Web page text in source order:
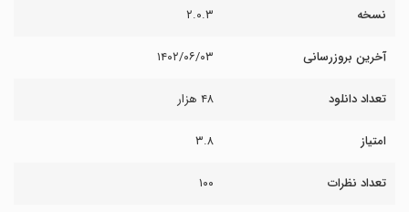
نسخه ۲.۰.۳
آخرین بروزرسانی ۱۴۰۲/۰۶/۰۳
تعداد دانلود ۴۸ هزار
امتیاز ۳.۸
تعداد نظرات ۱۰۰